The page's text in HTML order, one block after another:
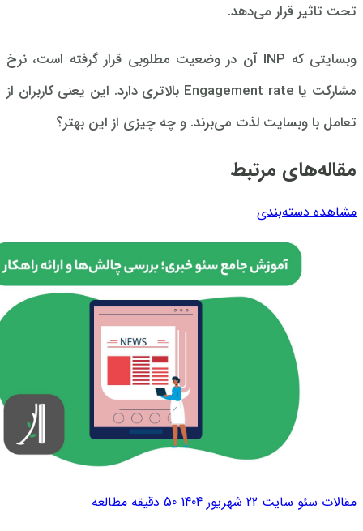
تحت تاثیر قرار می‌دهد.
وبسایتی که INP آن در وضعیت مطلوبی قرار گرفته است، نرخ
مشارکت یا Engagement rate بالاتری دارد. این یعنی کاربران از
تعامل با وبسایت لذت می‌برند. و چه چیزی از این بهتر؟
مقاله‌های مرتبط
مشاهده دسته‌بندی
مقالات سئو سایت 22 شهریور 1404 50 دقیقه مطالعه